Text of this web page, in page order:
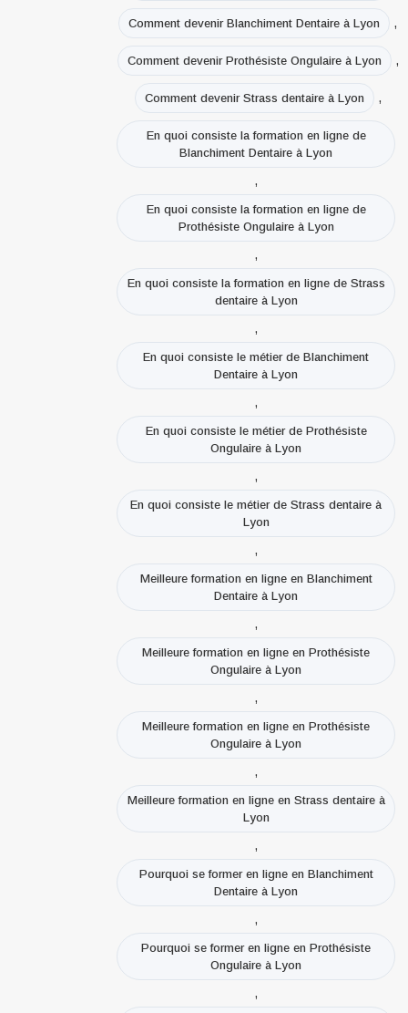
Comment devenir Blanchiment Dentaire à Lyon ,
Comment devenir Prothésiste Ongulaire à Lyon ,
Comment devenir Strass dentaire à Lyon ,
En quoi consiste la formation en ligne de
Blanchiment Dentaire à Lyon
,
En quoi consiste la formation en ligne de
Prothésiste Ongulaire à Lyon
,
En quoi consiste la formation en ligne de Strass
dentaire à Lyon
,
En quoi consiste le métier de Blanchiment
Dentaire à Lyon
,
En quoi consiste le métier de Prothésiste
Ongulaire à Lyon
,
En quoi consiste le métier de Strass dentaire à
Lyon
,
Meilleure formation en ligne en Blanchiment
Dentaire à Lyon
,
Meilleure formation en ligne en Prothésiste
Ongulaire à Lyon
,
Meilleure formation en ligne en Prothésiste
Ongulaire à Lyon
,
Meilleure formation en ligne en Strass dentaire à
Lyon
,
Pourquoi se former en ligne en Blanchiment
Dentaire à Lyon
,
Pourquoi se former en ligne en Prothésiste
Ongulaire à Lyon
,